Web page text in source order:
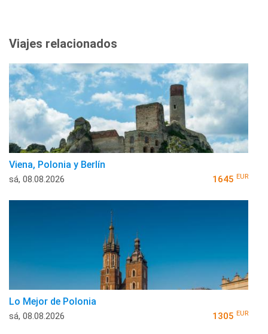
Viajes relacionados
Viena, Polonia y Berlín
sá, 08.08.2026 1645 EUR
Lo Mejor de Polonia
sá, 08.08.2026 1305 EUR